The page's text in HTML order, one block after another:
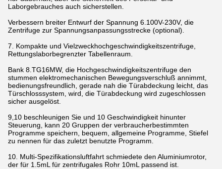
Laborgebrauches auch sicherstellen.
Verbessern breiter Entwurf der Spannung 6.100V-230V, die
Zentrifuge zur Spannungsanpassungsstrecke (optional).
7. Kompakte und Vielzweckhochgeschwindigkeitszentrifuge,
Rettungslaborbegrenzter Tabellenraum.
Bank 8.TG16MW, die Hochgeschwindigkeitszentrifuge den
stummen elektromechanischen Bewegungsverschluß annimmt,
bedienungsfreundlich, gerade nah die Türabdeckung leicht, das
Türschlosssystem, wird, die Türabdeckung wird zugeschlossen
sicher ausgelöst.
9,10 beschleunigen Sie und 10 Geschwindigkeit hinunter
Steuerung, kann 20 Gruppen der verbraucherbestimmten
Programme speichern, bequem, allgemeine Programme, Stiefel
zu nennen für das zuletzt benutzte Programm.
10. Multi-Spezifikationsluftfahrt schmiedete den Aluminiumrotor,
der für 1.5mL für zentrifugales Rohr 10mL passend ist.